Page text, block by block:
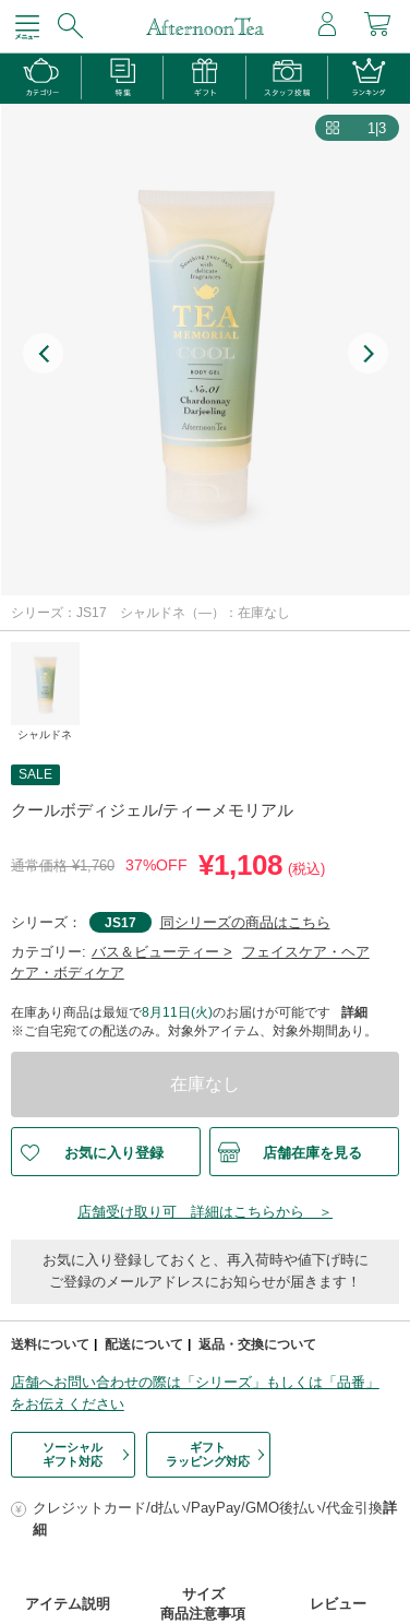
1| 3
シリーズ：JS17 シャルドネ（―）：在庫なし
シャルドネ
SALE
クールボディジェル/ティーメモリアル
通常価格 ¥1,760 ¥1,108 (税込)
37%OFF
シリーズ： JS17
同シリーズの商品はこちら
カテゴリー: バス＆ビューティー >
フェイスケア・ヘア
ケア・ボディケア
在庫あり商品は最短で8月11日(火)のお届けが可能です
詳細
※ご自宅宛ての配送のみ。対象外アイテム、対象外期間あり。
在庫なし
お気に入り登録 店舗在庫を見る
店舗受け取り可 詳細はこちらから ＞
お気に入り登録しておくと、再入荷時や値下げ時に
ご登録のメールアドレスにお知らせが届きます！
送料について 配送について 返品・交換について
店舗へお問い合わせの際は「シリーズ」もしくは「品番」
をお伝えください
ソーシャル
ギフト対応
ギフト
ラッピング対応
クレジットカード/d払い/PayPay/GMO後払い/代金引換詳
細
アイテム説明
サイズ
商品注意事項
レビュー